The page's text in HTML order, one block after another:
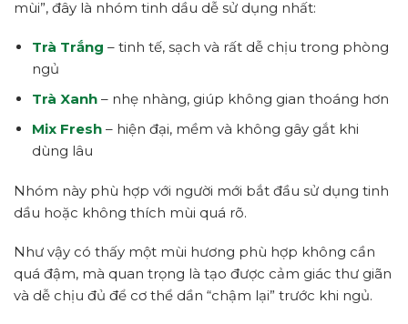
mùi”, đây là nhóm tinh dầu dễ sử dụng nhất:
Trà Trắng – tinh tế, sạch và rất dễ chịu trong phòng
ngủ
Trà Xanh– nhẹ nhàng, giúp không gian thoáng hơn
Mix Fresh– hiện đại, mềm và không gây gắt khi
dùng lâu
Nhóm này phù hợp với người mới bắt đầu sử dụng tinh
dầu hoặc không thích mùi quá rõ.
Như vậy có thấy một mùi hương phù hợp không cần
quá đậm, mà quan trọng là tạo được cảm giác thư giãn
và dễ chịu đủ để cơ thể dần “chậm lại” trước khi ngủ.